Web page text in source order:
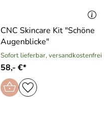
CNC Skincare Kit "Schöne
Augenblicke"
Sofort lieferbar, versandkostenfrei
58,- €*